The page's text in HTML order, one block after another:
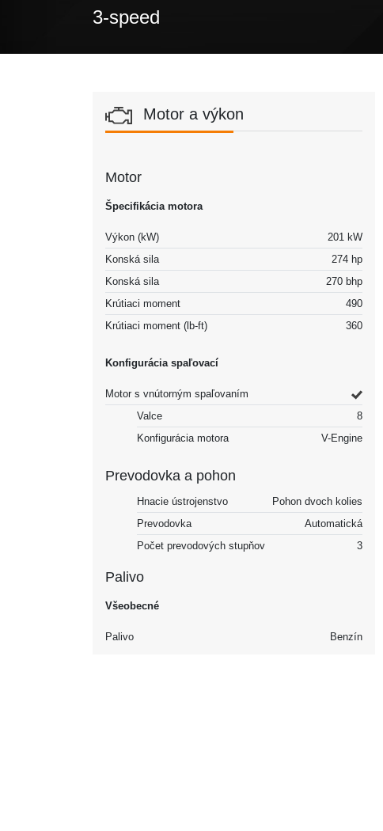
3-speed
Motor a výkon
Motor
Špecifikácia motora
Výkon (kW)
201 kW
Konská sila
274 hp
Konská sila
270 bhp
Krútiaci moment
490
Krútiaci moment (lb-ft)
360
Konfigurácia spaľovací
Motor s vnútorným spaľovaním
Valce
8
Konfigurácia motora
V-Engine
Prevodovka a pohon
Hnacie ústrojenstvo
Pohon dvoch kolies
Prevodovka
Automatická
Počet prevodových stupňov
3
Palivo
Všeobecné
Palivo Benzín